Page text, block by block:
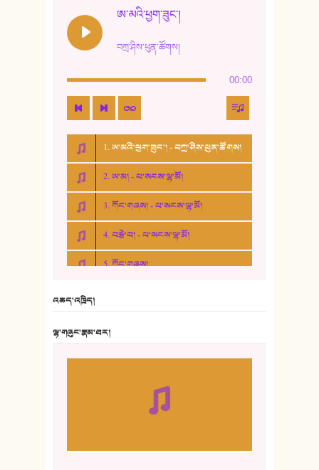
ཨ་མའི་ཕྱག་ཟུང་།
བཀྲ་ཤིས་ཕུན་ཚོགས།
00:00
1. ཨ་མའི་ཕྱག་ཟུང་། - བཀྲ་ཤིས་ཕུན་ཚོགས།
2. ཨ་མ། - པ་སངས་ལྷ་མོ།
3. ཀོང་གཞས། - པ་སངས་ལྷ་མོ།
4. བརྩེ་བ། - པ་སངས་ལྷ་མོ།
5. ཀོང་གཞས།
10. ཆང་གཞས། ༣
འཆད་འཁྲིད།
ལྷ་གཞུང་རྣམ་ཐར།